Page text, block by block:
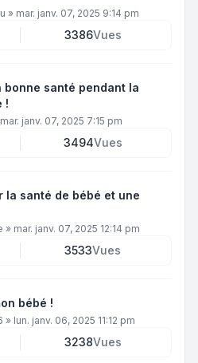
» mar. janv. 07, 2025 9:14 pm
3386Vues
santé pendant la
!
mar. janv. 07, 2025 7:15 pm
3494Vues
la santé de bébé et une
» mar. janv. 07, 2025 12:14 pm
3533Vues
bébé !
» lun. janv. 06, 2025 11:12 pm
3238Vues